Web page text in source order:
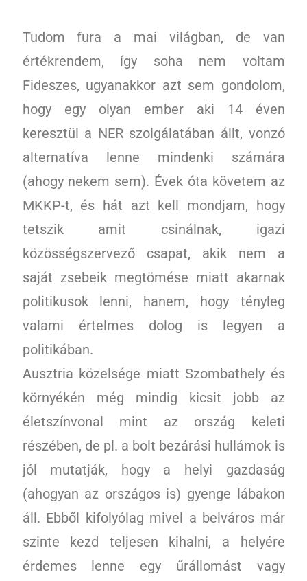
Tudom fura a mai világban, de van
értékrendem, így soha nem voltam
Fideszes, ugyanakkor azt sem gondolom,
hogy egy olyan ember aki 14 éven
keresztül a NER szolgálatában állt, vonzó
alternatíva lenne mindenki számára
(ahogy nekem sem). Évek óta követem az
MKKP-t, és hát azt kell mondjam, hogy
tetszik amit csinálnak, igazi
közösségszervező csapat, akik nem a
saját zsebeik megtömése miatt akarnak
politikusok lenni, hanem, hogy tényleg
valami értelmes dolog is legyen a
politikában.
Ausztria közelsége miatt Szombathely és
környékén még mindig kicsit jobb az
életszínvonal mint az ország keleti
részében, de pl. a bolt bezárási hullámok is
jól mutatják, hogy a helyi gazdaság
(ahogyan az országos is) gyenge lábakon
áll. Ebből kifolyólag mivel a belváros már
szinte kezd teljesen kihalni, a helyére
érdemes lenne egy űrállomást vagy